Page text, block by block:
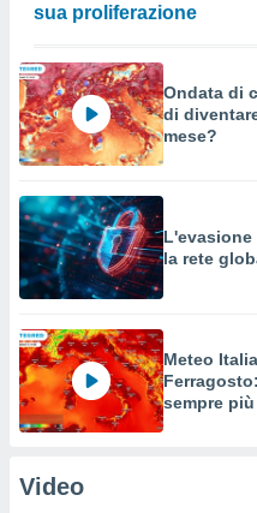
sua proliferazione
Ondata di
di
mese?
la rete
Meteo
sempre
Video